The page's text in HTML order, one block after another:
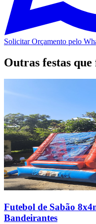
Solicitar Orçamento pelo
Outras festas que
Futebol de Sabão
Bandeirantes